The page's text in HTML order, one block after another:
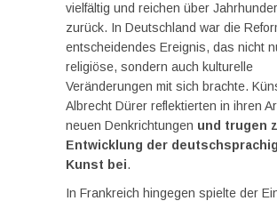
vielfältig und reichen über
zurück. In Deutschland war die
entscheidendes Ereignis, das nicht
religiöse, sondern auch kulturelle
Veränderungen mit sich brachte.
Albrecht Dürer reflektierten in ihren
neuen Denkrichtungen und trugen
Entwicklung der
Kunst bei.
In Frankreich hingegen spielte der